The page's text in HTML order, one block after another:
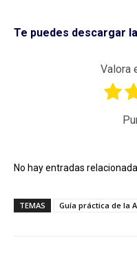
Te puedes descargar
Valora
No hay entradas
TEMAS Guía práctica de la